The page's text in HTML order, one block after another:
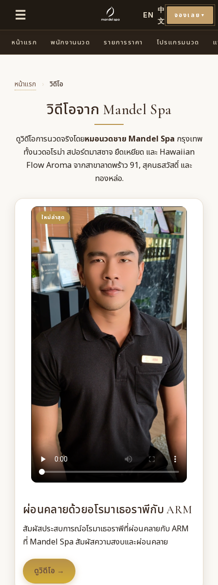
☰ EN
中
文
จองเลย ▼
หน้าแรก พนักงานนวด รายการราคา โปรแกรมนวด
หน้าแรก › วิดีโอ
วิดีโอจาก Mandel Spa
ดูวิดีโอการนวดจริงโดยหมอนวดชาย Mandel Spa กรุงเทพ
ทั้งนวดอโรม่า สปอร์ตมาสซาจ ยืดเหยียด และ Hawaiian
Flow Aroma จากสาขาลาดพร้าว 91, สุคนธสวัสดิ์ และ
ทองหล่อ.
ใหม่ล่าสุด
ผ่อนคลายด้วยอโรมาเธอราพีกับ ARM
สัมผัสประสบการณ์อโรมาเธอราพีที่ผ่อนคลายกับ ARM
ที่ Mandel Spa สัมผัสความสงบและผ่อนคลาย
ดูวิดีโอ →